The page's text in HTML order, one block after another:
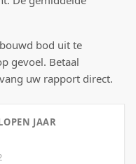
bod uit te
gevoel. Betaal
uw rapport direct.
JAAR